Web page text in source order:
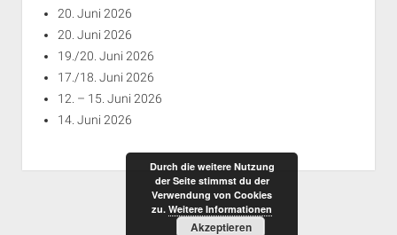
20. Juni 2026
20. Juni 2026
19./20. Juni 2026
17./18. Juni 2026
12. – 15. Juni 2026
14. Juni 2026
Durch die weitere Nutzung
der Seite stimmst du der
Verwendung von Cookies
zu. Weitere Informationen
Akzeptieren